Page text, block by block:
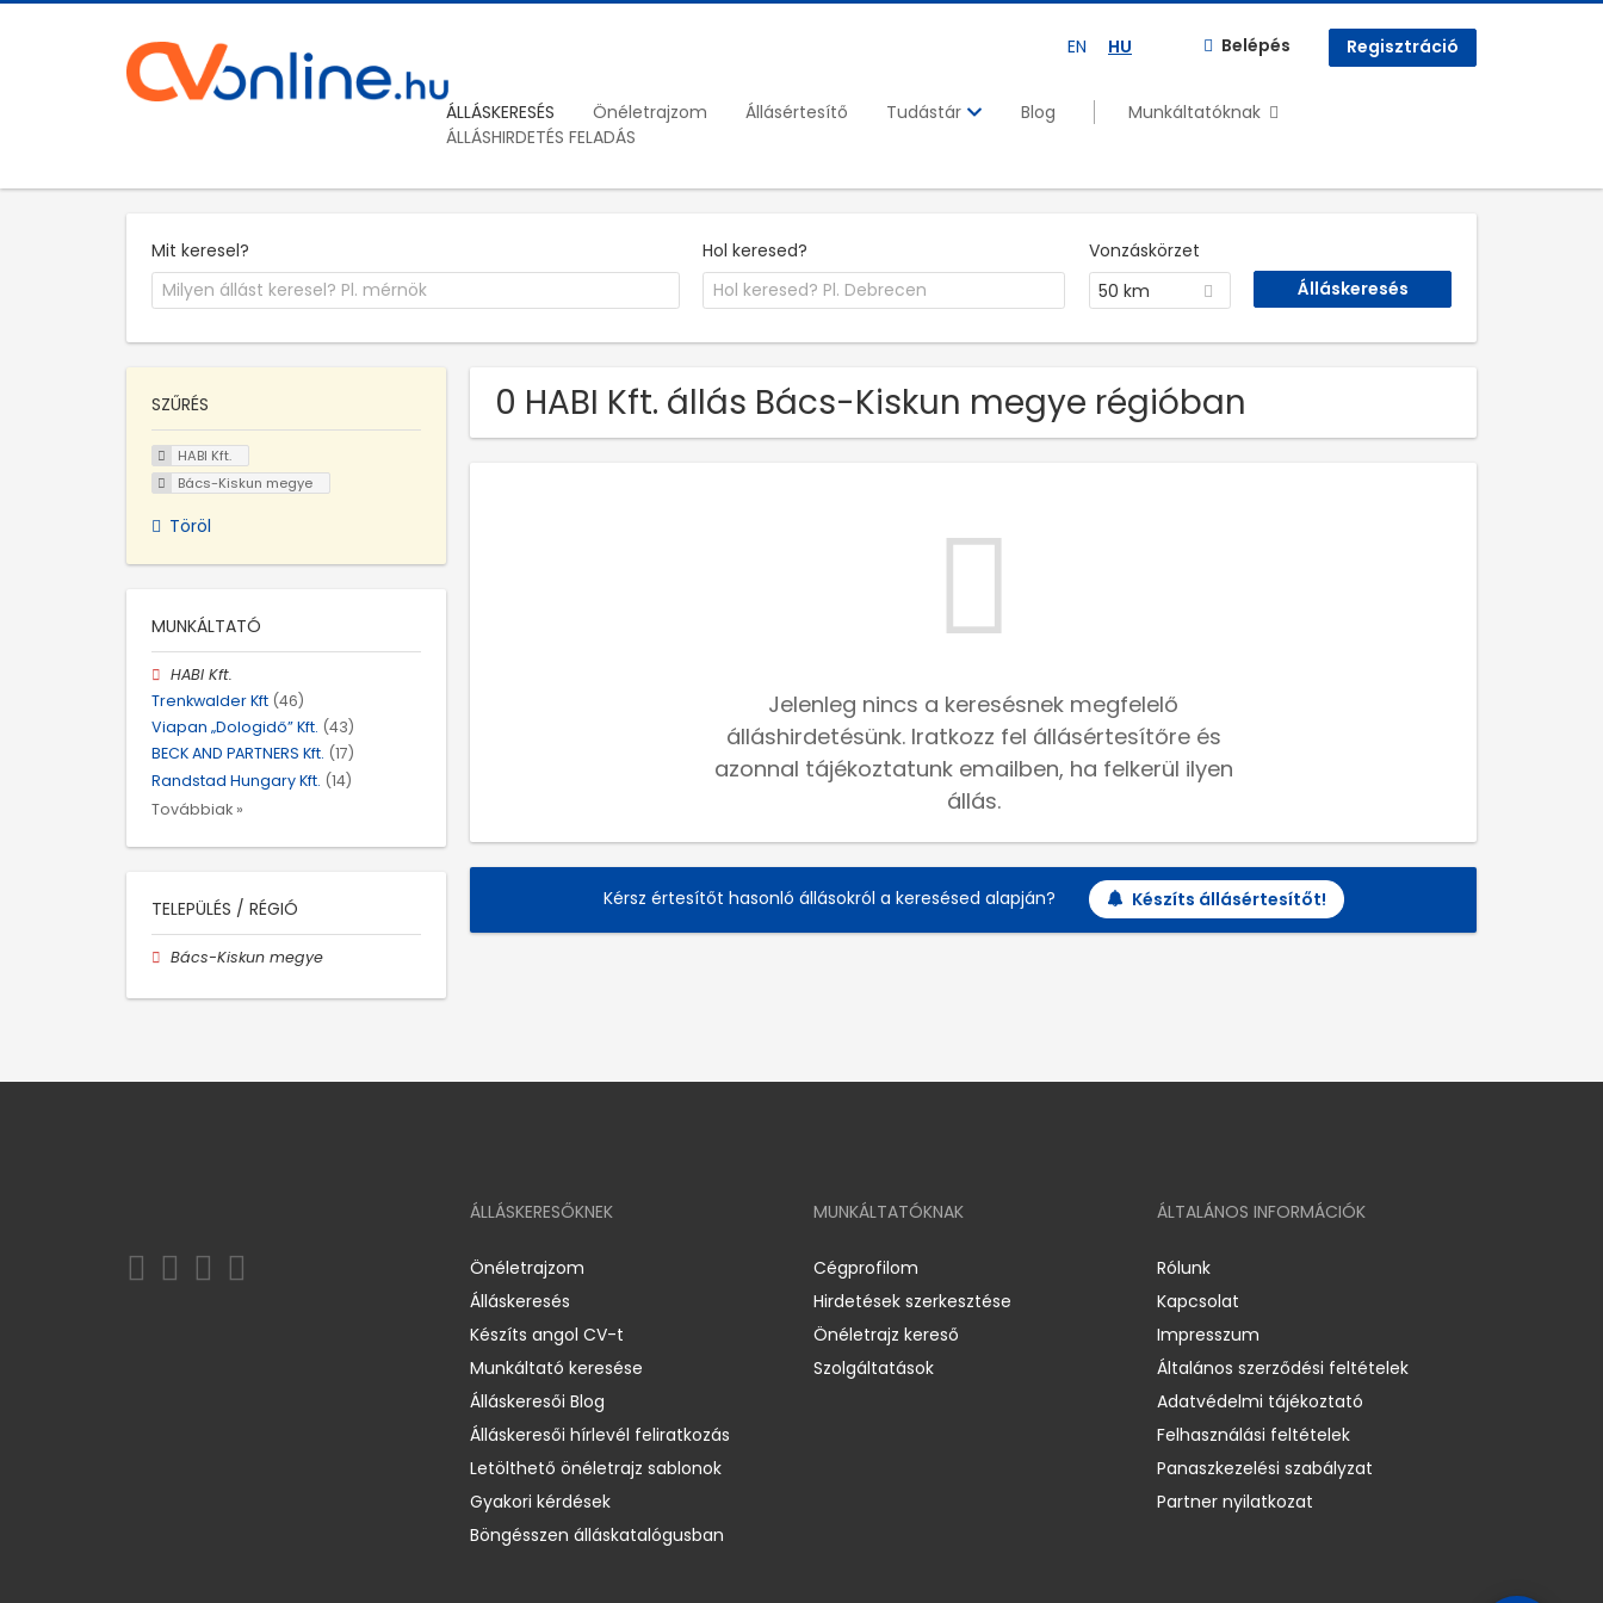
EN HU Belépés Regisztráció
ÁLLÁSKERESÉS Önéletrajzom Állásértesítő Tudástár Blog
Munkáltatóknak
ÁLLÁSHIRDETÉS FELADÁS
Mit keresel? Hol keresed?
Vonzáskörzet
50 km
0 HABI Kft. állás Bács-Kiskun megye régióban
Jelenleg nincs a keresésnek megfelelő
álláshirdetésünk. Iratkozz fel állásértesítőre és
azonnal tájékoztatunk emailben, ha felkerül ilyen
állás.
Kérsz értesítőt hasonló állásokról a keresésed alapján? Készíts állásértesítőt!
SZŰRÉS
HABI Kft.
Bács-Kiskun megye
Töröl
MUNKÁLTATÓ
HABI Kft.
Trenkwalder Kft (46)
Viapan „Dologidő” Kft. (43)
BECK AND PARTNERS Kft. (17)
Randstad Hungary Kft. (14)
Továbbiak »
TELEPÜLÉS / RÉGIÓ
Bács-Kiskun megye
ÁLLÁSKERESŐKNEK
Önéletrajzom
Álláskeresés
Készíts angol CV-t
Munkáltató keresése
Álláskeresői Blog
Álláskeresői hírlevél feliratkozás
Letölthető önéletrajz sablonok
Gyakori kérdések
Böngésszen álláskatalógusban
MUNKÁLTATÓKNAK
Cégprofilom
Hirdetések szerkesztése
Önéletrajz kereső
Szolgáltatások
ÁLTALÁNOS INFORMÁCIÓK
Rólunk
Kapcsolat
Impresszum
Általános szerződési feltételek
Adatvédelmi tájékoztató
Felhasználási feltételek
Panaszkezelési szabályzat
Partner nyilatkozat